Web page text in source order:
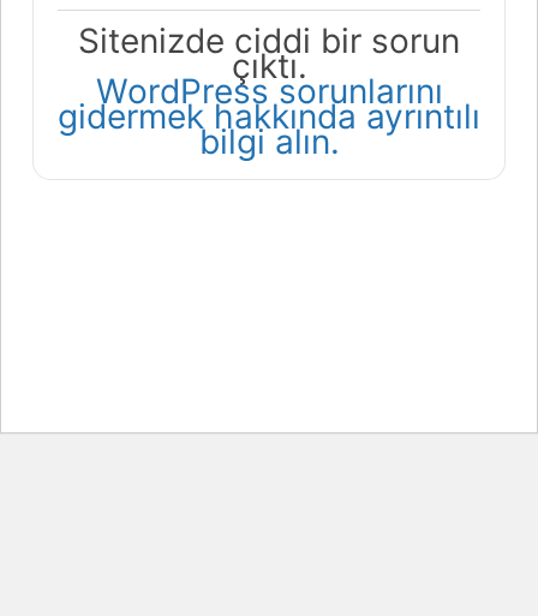
Sitenizde ciddi bir sorun
çıktı.
WordPress sorunlarını
gidermek hakkında ayrıntılı
bilgi alın.